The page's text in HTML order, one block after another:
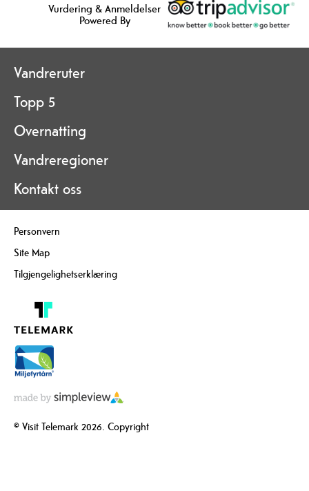
Vurdering & Anmeldelser
Powered By
Vandreruter
Topp 5
Overnatting
Vandreregioner
Kontakt oss
Personvern
Site Map
Tilgjengelighetserklæring
© Visit Telemark 2026. Copyright